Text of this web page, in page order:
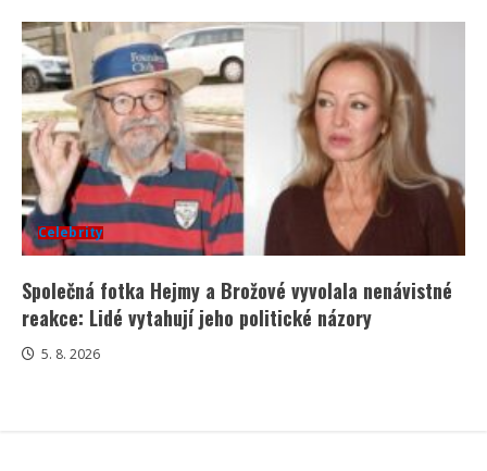
Celebrity
Společná fotka Hejmy a Brožové vyvolala nenávistné
reakce: Lidé vytahují jeho politické názory
5. 8. 2026